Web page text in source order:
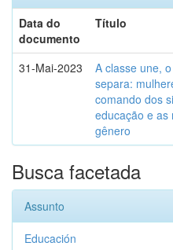
Data do
documento
Título
31-Mai-2023
A classe une,
separa:
comando dos
educação e as
gênero
Busca facetada
Assunto
Educación